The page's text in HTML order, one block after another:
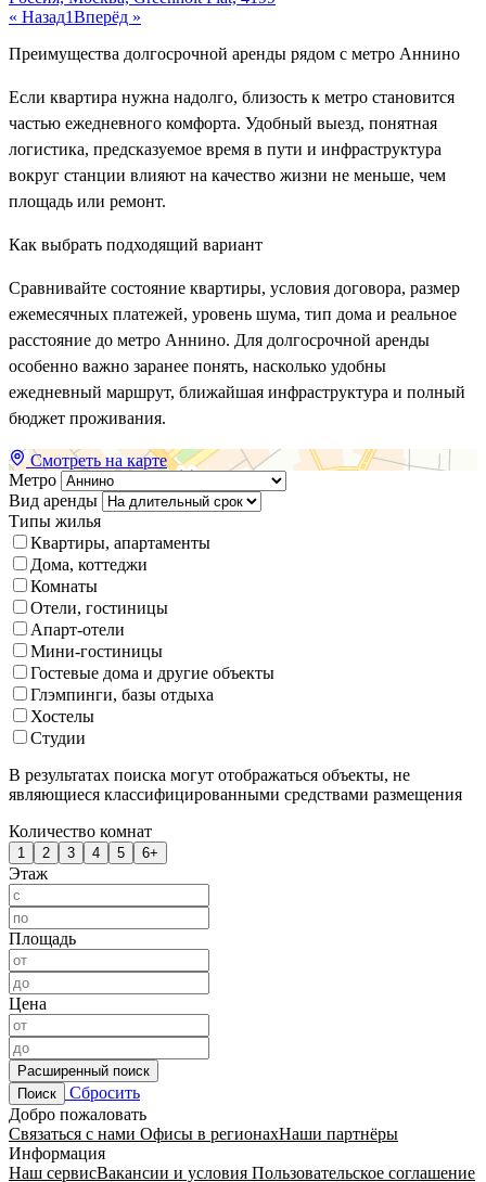
« Назад1Вперёд »
Преимущества долгосрочной аренды рядом с метро Аннино
Если квартира нужна надолго, близость к метро становится
частью ежедневного комфорта. Удобный выезд, понятная
логистика, предсказуемое время в пути и инфраструктура
вокруг станции влияют на качество жизни не меньше, чем
площадь или ремонт.
Как выбрать подходящий вариант
Сравнивайте состояние квартиры, условия договора, размер
ежемесячных платежей, уровень шума, тип дома и реальное
расстояние до метро Аннино. Для долгосрочной аренды
особенно важно заранее понять, насколько удобны
ежедневный маршрут, ближайшая инфраструктура и полный
бюджет проживания.
Смотреть на карте
Метро
Вид аренды
Типы жилья
Квартиры, апартаменты
Дома, коттеджи
Комнаты
Отели, гостиницы
Апарт-отели
Мини-гостиницы
Гостевые дома и другие объекты
Глэмпинги, базы отдыха
Хостелы
Студии
В результатах поиска могут отображаться объекты, не
являющиеся классифицированными средствами размещения
Количество комнат
1 2 3 4 5 6+
Этаж
Площадь
Цена
Расширенный поиск
Поиск
Сбросить
Добро пожаловать
Связаться с нами Офисы в регионахНаши партнёры
Информация
Наш сервисВакансии и условия Пользовательское соглашение